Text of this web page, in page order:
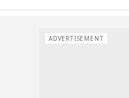
ADVERTISEMENT